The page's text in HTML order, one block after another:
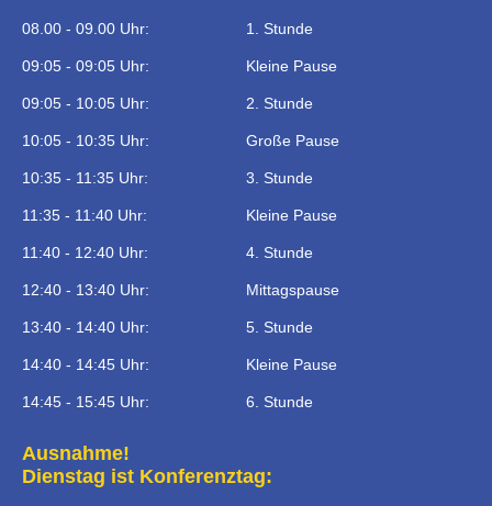
08.00 - 09.00 Uhr: 1. Stunde
09:05 - 09:05 Uhr: Kleine Pause
09:05 - 10:05 Uhr: 2. Stunde
10:05 - 10:35 Uhr: Große Pause
10:35 - 11:35 Uhr: 3. Stunde
11:35 - 11:40 Uhr: Kleine Pause
11:40 - 12:40 Uhr: 4. Stunde
12:40 - 13:40 Uhr: Mittagspause
13:40 - 14:40 Uhr: 5. Stunde
14:40 - 14:45 Uhr: Kleine Pause
14:45 - 15:45 Uhr: 6. Stunde
Ausnahme!
Dienstag ist Konferenztag: